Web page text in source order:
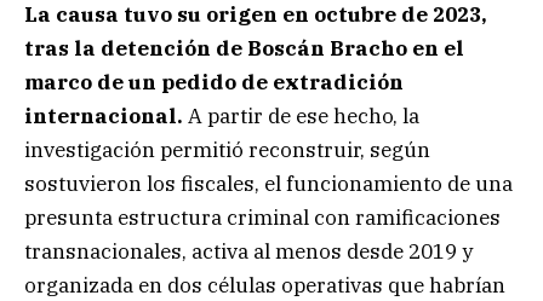
La causa tuvo su origen en octubre de 2023,
tras la detención de Boscán Bracho en el
marco de un pedido de extradición
internacional. A partir de ese hecho, la
investigación permitió reconstruir, según
sostuvieron los fiscales, el funcionamiento de una
presunta estructura criminal con ramificaciones
transnacionales, activa al menos desde 2019 y
organizada en dos células operativas que habrían